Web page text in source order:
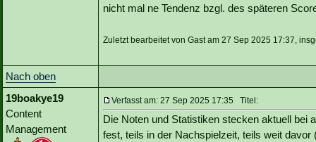
nicht mal ne Tendenz bzgl. des späteren
Zuletzt bearbeitet von Gast am 27 Sep 2025 17:37,
Nach oben
19boakye19
Content
Management
Verfasst am: 27 Sep 2025 17:35 Titel:
Die Noten und Statistiken stecken aktuell bei
fest, teils in der Nachspielzeit, teils weit